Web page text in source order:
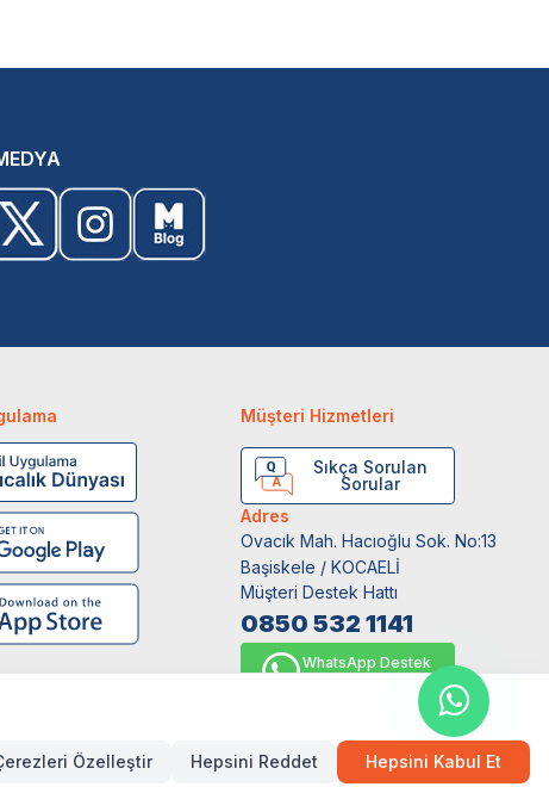
Müşteri Hizmetleri
Sıkça Sorulan
Sorular
Adres
Ovacık Mah. Hacıoğlu Sok. No:13
Başiskele / KOCAELİ
Müşteri Destek Hattı
0850 532 1141
WhatsApp Destek
0554 871 66 20
Özelleştir Hepsini Reddet Hepsini Kabul Et